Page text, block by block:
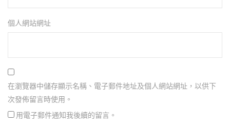
個人網站網址
在瀏覽器中儲存顯示名稱、電子郵件地址及個人網站網址，以供下
次發佈留言時使用。
用電子郵件通知我後續的留言。